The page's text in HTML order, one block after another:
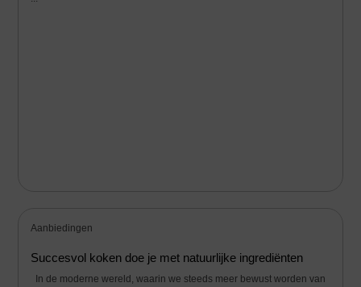
Aanbiedingen
Succesvol koken doe je met natuurlijke ingrediënten
In de moderne wereld, waarin we steeds meer bewust worden van